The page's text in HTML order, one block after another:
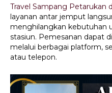
Travel Sampang Petarukan
layanan antar jemput
menghilangkan kebutuhan
stasiun. Pemesanan dapat
melalui berbagai platform,
atau telepon.